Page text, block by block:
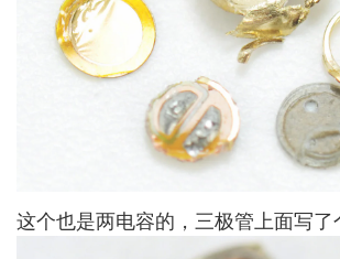
这个也是两电容的，三极管上面写了